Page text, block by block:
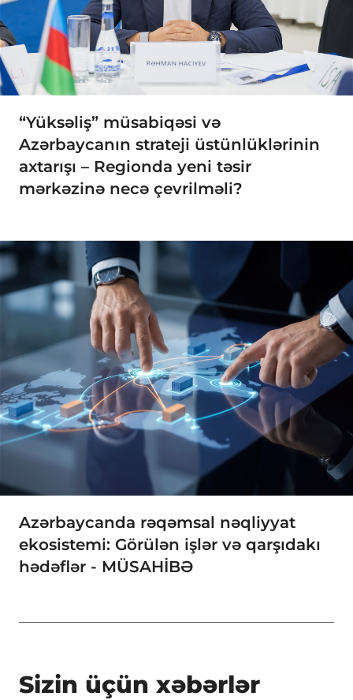
“Yüksəliş” müsabiqəsi və
Azərbaycanın strateji üstünlüklərinin
axtarışı – Regionda yeni təsir
mərkəzinə necə çevrilməli?
Azərbaycanda rəqəmsal nəqliyyat
ekosistemi: Görülən işlər və qarşıdakı
hədəflər - MÜSAHİBƏ
Sizin üçün xəbərlər